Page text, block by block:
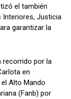
el también
Interiores, Justicia
garantizar la
recorrido por la
en
Alto Mando
(Fanb) por